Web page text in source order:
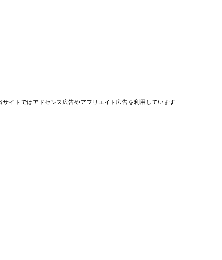
サイトではアドセンス広告やアフリエイト広告を利用しています